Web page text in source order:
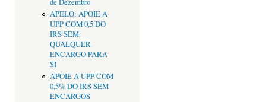
de Dezembro
APELO: APOIE A
UPP COM 0,5 DO
IRS SEM
QUALQUER
ENCARGO PARA
SI
APOIE A UPP COM
0,5% DO IRS SEM
ENCARGOS